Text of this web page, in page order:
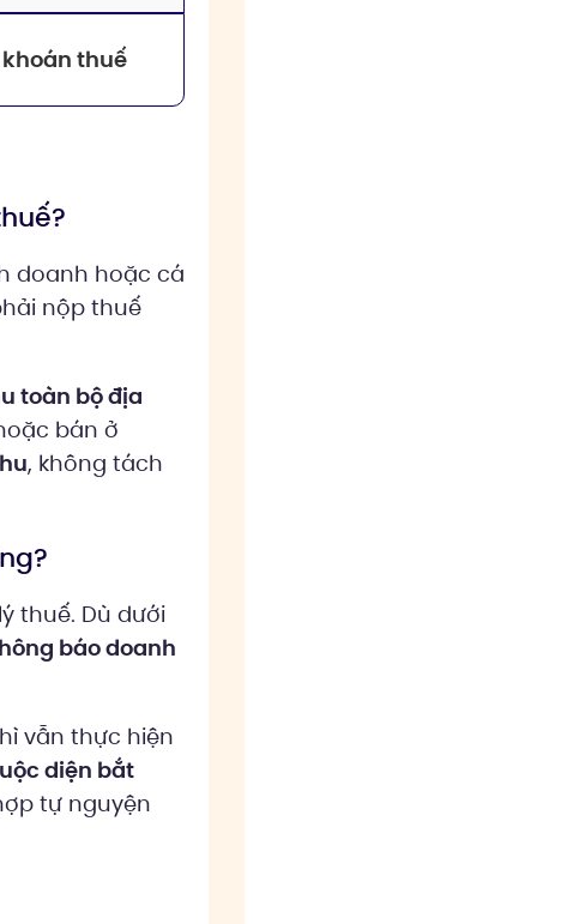
thuế
doanh hoặc cá
nộp thuế
toàn bộ địa
bán ở
, không tách
thuế. Dù dưới
báo doanh
vẫn thực hiện
diện bắt
tự nguyện